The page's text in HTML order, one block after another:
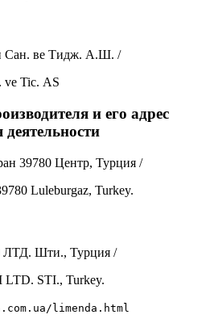
Сан. ве Тидж. А.Ш. /
ve Tic. AS
и его адрес
деятельности
39780 Центр, Турция /
Luleburgaz, Turkey.
Шти., Турция /
STI., Turkey.
limenda.html